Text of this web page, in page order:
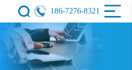
186-7276-8321